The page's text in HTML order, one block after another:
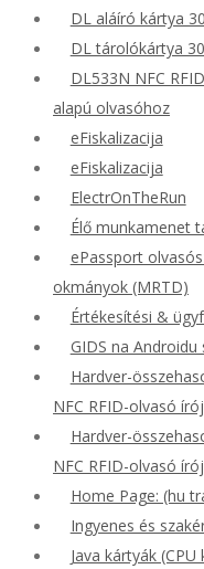
DL aláíró kártya
DL tárolókártya
DL533N NFC
alapú olvasóhoz
eFiskalizacija
eFiskalizacija
ElectrOnTheRun
Élő munkamenet
ePassport
okmányok (MRTD)
Értékesítési &
GIDS na
Hardver-
NFC RFID-olvasó
Hardver-
NFC RFID-olvasó
Home Page: (hu
Ingyenes és
Java kártyák (CPU